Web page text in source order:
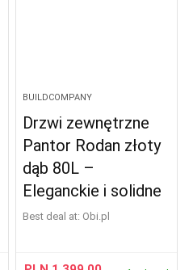
BUILDCOMPANY
Drzwi zewnętrzne
Pantor Rodan złoty
dąb 80L –
Eleganckie i solidne
Best deal at: obi.pl